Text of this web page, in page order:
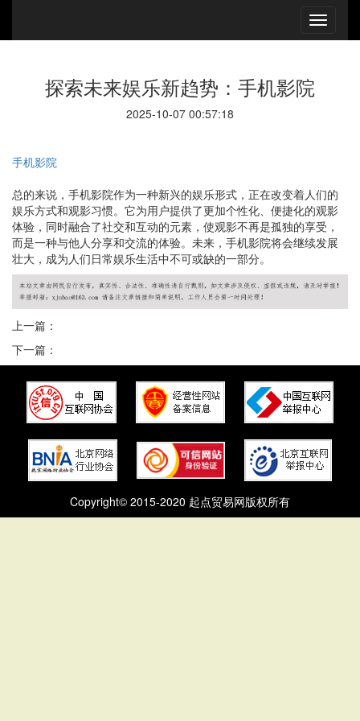
探索未来娱乐新趋势：手机影院
2025-10-07 00:57:18
手机影院
总的来说，手机影院作为一种新兴的娱乐形式，正在改变着人们的
娱乐方式和观影习惯。它为用户提供了更加个性化、便捷化的观影
体验，同时融合了社交和互动的元素，使观影不再是孤独的享受，
而是一种与他人分享和交流的体验。未来，手机影院将会继续发展
壮大，成为人们日常娱乐生活中不可或缺的一部分。
上一篇：
下一篇：
Copyright© 2015-2020 起点贸易网版权所有